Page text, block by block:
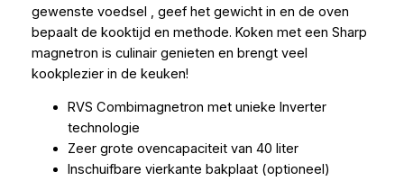
gewenste voedsel , geef het gewicht in en de oven
bepaalt de kooktijd en methode. Koken met een Sharp
magnetron is culinair genieten en brengt veel
kookplezier in de keuken!
RVS Combimagnetron met unieke Inverter
technologie
Zeer grote ovencapaciteit van 40 liter
Inschuifbare vierkante bakplaat (optioneel)